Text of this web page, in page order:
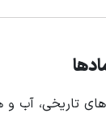
تاریخی، آب و